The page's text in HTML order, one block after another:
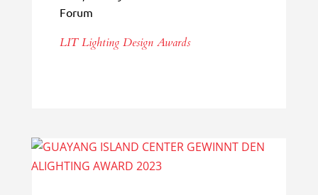
Forum
LIT Lighting Design Awards